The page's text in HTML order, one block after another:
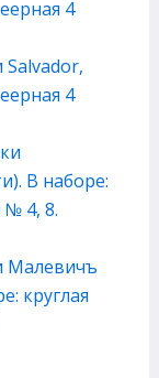
Salvador,
4
Малевичъ
круглая